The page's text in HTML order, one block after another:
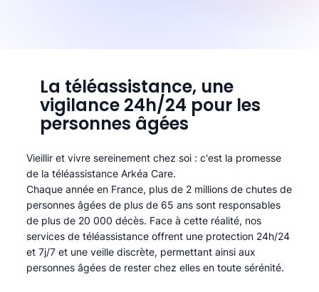
La téléassistance, une
vigilance 24h/24 pour les
personnes âgées
Vieillir et vivre sereinement chez soi : c'est la promesse
de la téléassistance Arkéa Care.
Chaque année en France, plus de 2 millions de chutes de
personnes âgées de plus de 65 ans sont responsables
de plus de 20 000 décès. Face à cette réalité, nos
services de téléassistance offrent une protection 24h/24
et 7j/7 et une veille discrète, permettant ainsi aux
personnes âgées de rester chez elles en toute sérénité.​